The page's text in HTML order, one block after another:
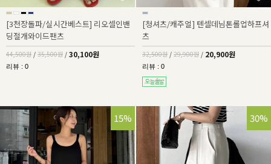
[3천장돌파/실시간베스트] 리오셀인밴
딩절개와이드팬츠
44,500원 / 35,500원 / 30,100원
리뷰 : 0
[청셔츠/캐주얼] 텐셀데님톤롤업하프셔
츠
32,500원 / 29,900원 / 20,900원
리뷰 : 0
15% 30%